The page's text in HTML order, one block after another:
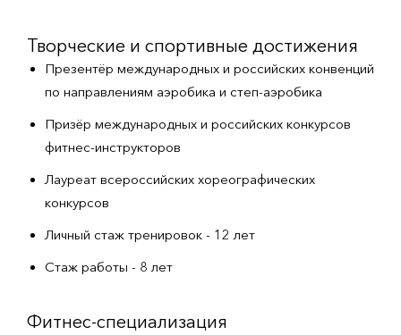
Творческие и спортивные достижения
Презентёр международных и российских конвенций
по направлениям аэробика и степ-аэробика
Призёр международных и российских конкурсов
фитнес-инструкторов
Лауреат всероссийских хореографических
конкурсов
Личный стаж тренировок - 12 лет
Стаж работы - 8 лет
Фитнес-специализация